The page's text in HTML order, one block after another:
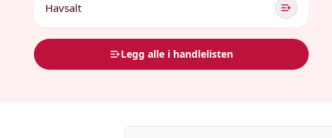
Havsalt
Legg alle i handlelisten